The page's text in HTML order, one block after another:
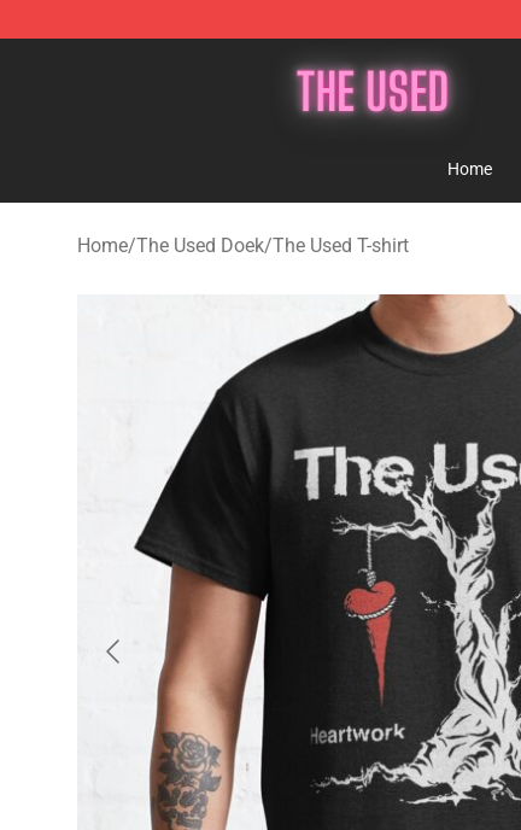
Home
Home/The Used Doek/The Used T-shirt